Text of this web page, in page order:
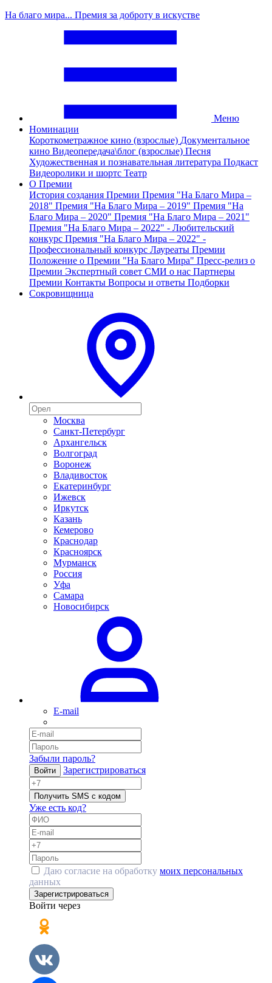
На благо мира... Премия за доброту в искустве
Меню
Номинации
Короткометражное кино (взрослые) Документальное
кино Видеопередача\блог (взрослые) Песня
Художественная и познавательная литература Подкаст
Видеоролики и шортс Театр
О Премии
История создания Премии Премия "На Благо Мира –
2018" Премия "На Благо Мира – 2019" Премия "На
Благо Мира – 2020" Премия "На Благо Мира – 2021"
Премия "На Благо Мира – 2022" - Любительский
конкурс Премия "На Благо Мира – 2022" -
Профессиональный конкурс Лауреаты Премии
Положение о Премии "На Благо Мира" Пресс-релиз о
Премии Экспертный совет СМИ о нас Партнеры
Премии Контакты Вопросы и ответы Подборки
Сокровищница
Москва
Санкт-Петербург
Архангельск
Волгоград
Воронеж
Владивосток
Екатеринбург
Ижевск
Иркутск
Казань
Кемерово
Краснодар
Красноярск
Мурманск
Россия
Уфа
Самара
Новосибирск
E-mail
Забыли пароль?
Войти Зарегистрироваться
Получить SMS с кодом
Уже есть код?
Даю согласие на обработку моих персональных
данных
Зарегистрироваться
Войти через